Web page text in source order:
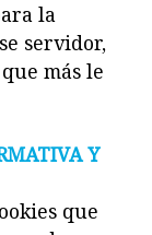
la
servidor,
más le
Y
que